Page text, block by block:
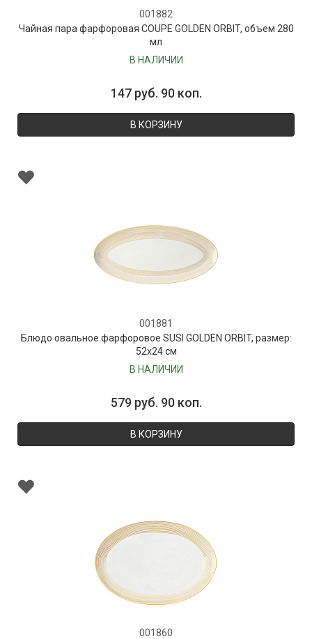
001882
Чайная пара фарфоровая COUPE GOLDEN ORBIT, объем 280
мл
В НАЛИЧИИ
147 руб. 90 коп.
В КОРЗИНУ
001881
Блюдо овальное фарфоровое SUSI GOLDEN ORBIT, размер:
52х24 см
В НАЛИЧИИ
579 руб. 90 коп.
В КОРЗИНУ
001860